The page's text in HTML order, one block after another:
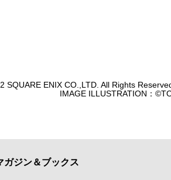
SQUARE ENIX CO.,LTD. All Rights
IMAGE ILLUSTRATION：
ガジン＆ブックス